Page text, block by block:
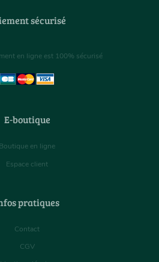
sécurisé
en ligne est 100% sécurisé
E-boutique
Boutique en ligne
Espace client
pratiques
Contact
CGV